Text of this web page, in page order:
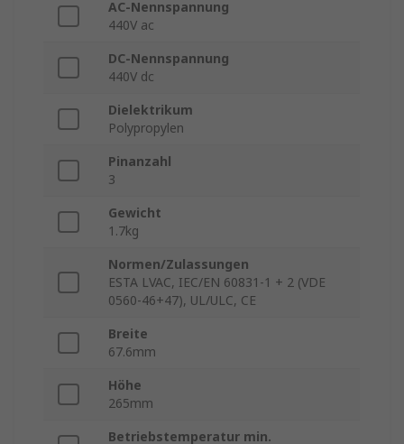
AC-Nennspannung
440V ac
DC-Nennspannung
440V dc
Dielektrikum
Polypropylen
Pinanzahl
3
Gewicht
1.7kg
Normen/Zulassungen
ESTA LVAC, IEC/EN 60831-1 + 2 (VDE
0560‑46+47), UL/ULC, CE
Breite
67.6mm
Höhe
265mm
Betriebstemperatur min.